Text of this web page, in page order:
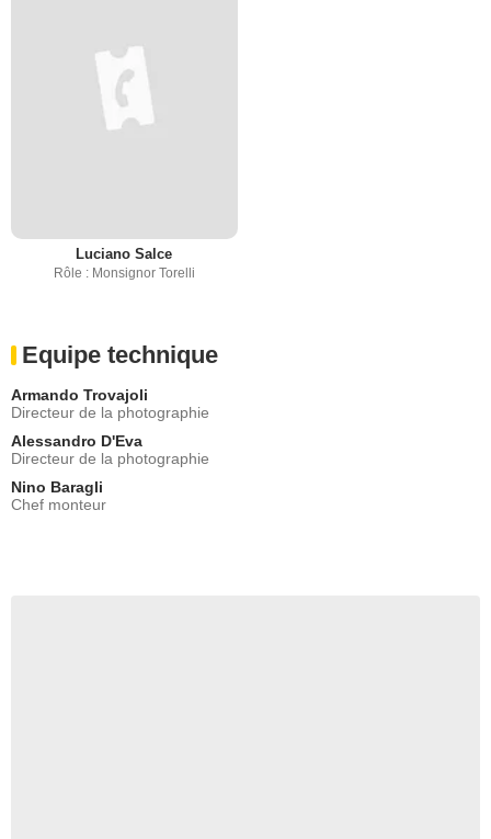
Luciano Salce
Rôle : Monsignor Torelli
Equipe technique
Armando Trovajoli
Directeur de la photographie
Alessandro D'Eva
Directeur de la photographie
Nino Baragli
Chef monteur